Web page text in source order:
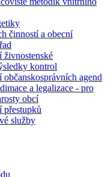
činností a obecní
živnostenské
kontrol
občanskosprávních agend
a legalizace - pro
obcí
přestupků
služby